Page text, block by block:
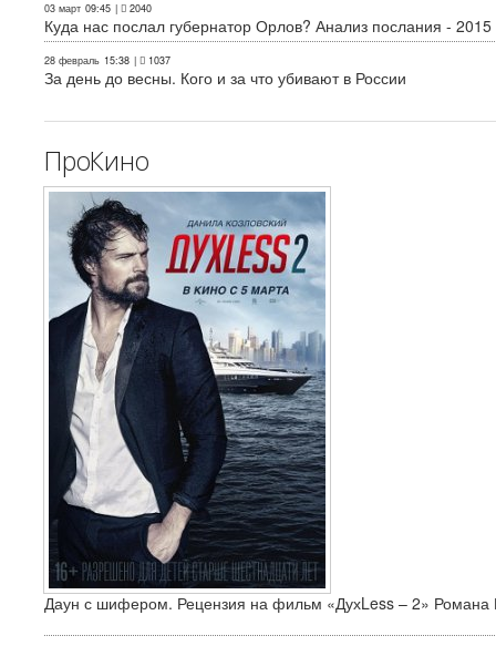
03 март 09:45 | 2040
Куда нас послал губернатор Орлов? Анализ послания - 2015
28 февраль 15:38 | 1037
За день до весны. Кого и за что убивают в России
ПроКино
Даун с шифером. Рецензия на фильм «ДухLess – 2» Романа